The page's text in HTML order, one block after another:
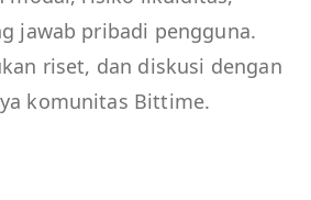
jawab pribadi pengguna.
riset, dan diskusi dengan
komunitas Bittime.